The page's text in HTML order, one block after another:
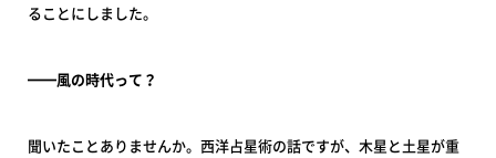
ることにしました。
━━風の時代って？
聞いたことありませんか。西洋占星術の話ですが、木星と土星が重